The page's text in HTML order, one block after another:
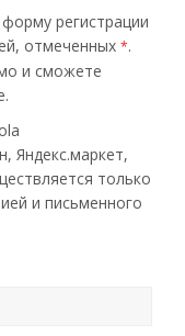
регистрации
отмеченных *.
и сможете
Яндекс.маркет,
только
и письменного